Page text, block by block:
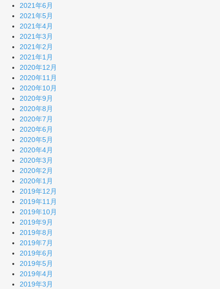
2021年6月
2021年5月
2021年4月
2021年3月
2021年2月
2021年1月
2020年12月
2020年11月
2020年10月
2020年9月
2020年8月
2020年7月
2020年6月
2020年5月
2020年4月
2020年3月
2020年2月
2020年1月
2019年12月
2019年11月
2019年10月
2019年9月
2019年8月
2019年7月
2019年6月
2019年5月
2019年4月
2019年3月